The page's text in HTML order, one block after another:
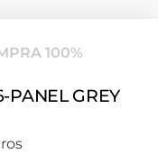
100%
PANEL GREY